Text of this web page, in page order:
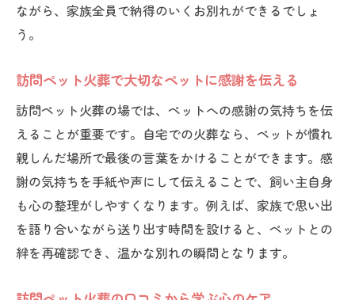
ながら、家族全員で納得のいくお別れができるでしょ
う。
訪問ペット火葬で大切なペットに感謝を伝える
訪問ペット火葬の場では、ペットへの感謝の気持ちを伝
えることが重要です。自宅での火葬なら、ペットが慣れ
親しんだ場所で最後の言葉をかけることができます。感
謝の気持ちを手紙や声にして伝えることで、飼い主自身
も心の整理がしやすくなります。例えば、家族で思い出
を語り合いながら送り出す時間を設けると、ペットとの
絆を再確認でき、温かな別れの瞬間となります。